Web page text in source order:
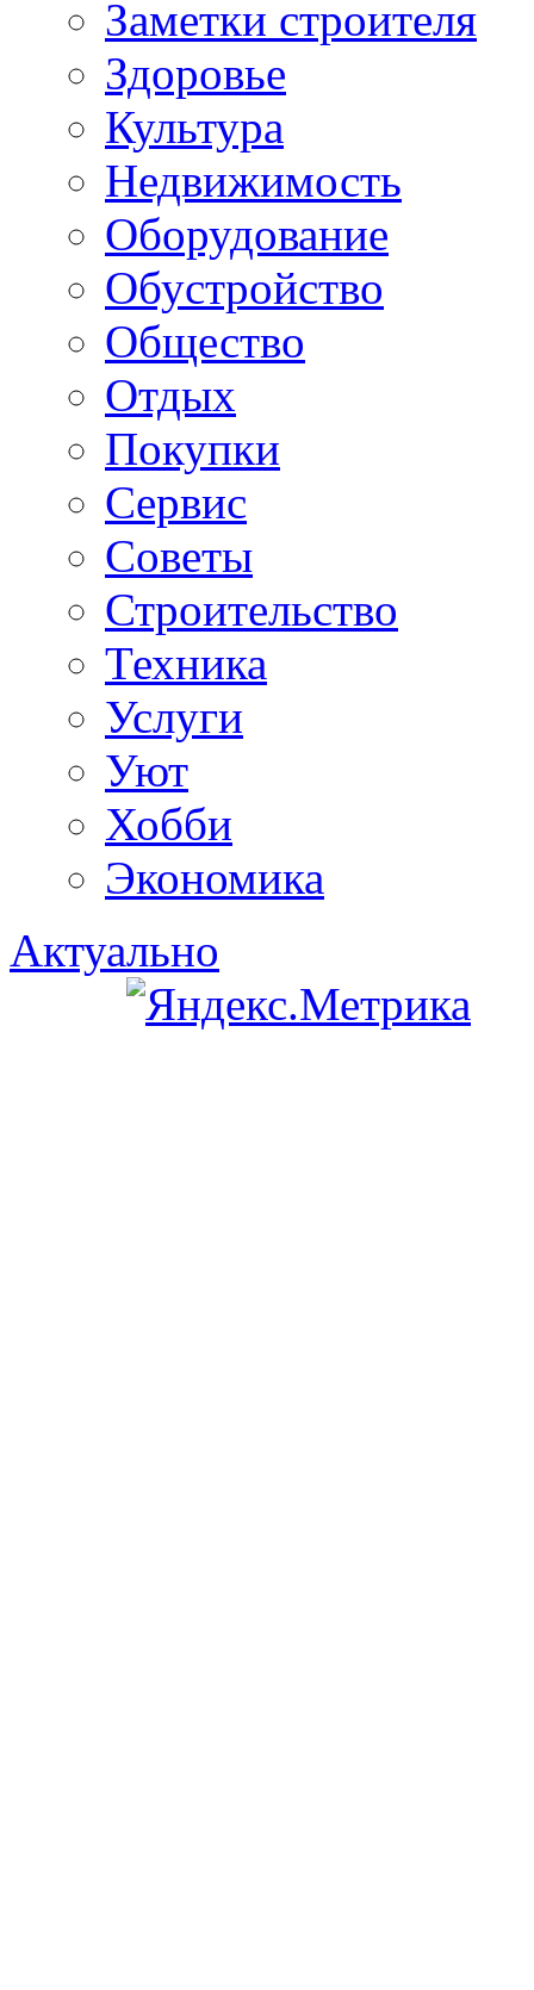
Заметки строителя
Здоровье
Культура
Недвижимость
Оборудование
Обустройство
Общество
Отдых
Покупки
Сервис
Советы
Строительство
Техника
Услуги
Уют
Хобби
Экономика
Актуально